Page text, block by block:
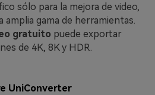
sólo para la mejora de video,
amplia gama de herramientas.
gratuito puede exportar
de 4K, 8K y HDR.
UniConverter